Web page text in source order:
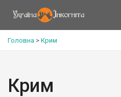
Головна > Крим
Крим